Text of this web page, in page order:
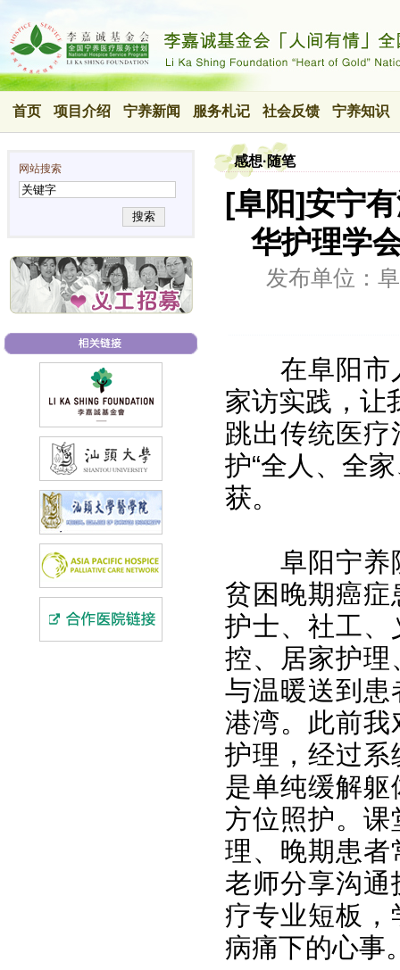
首页 项目介绍 宁养新闻 服务札记 社会反馈 宁养知识
网站搜索
搜索
感想·随笔
[阜阳]安宁
华护理学
发布单位：
在阜阳市
家访实践，让
跳出传统医
护“全人、全
获。
阜阳宁养
贫困晚期癌
护士、社工
控、居家护
与温暖送到
港湾。此前
护理，经过
是单纯缓解
方位照护。
理、晚期患
老师分享沟
疗专业短板
病痛下的心事